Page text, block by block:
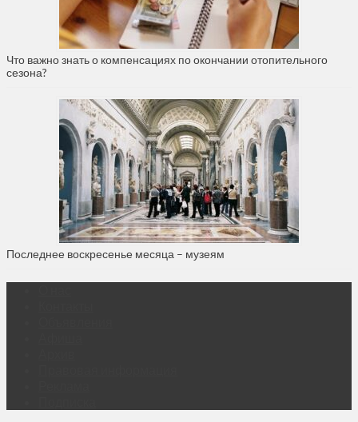
Что важно знать о компенсациях по окончании отопительного
сезона?
Последнее воскресенье месяца – музеям